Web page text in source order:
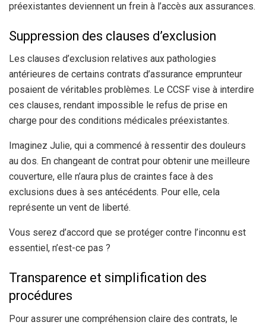
préexistantes deviennent un frein à l’accès aux assurances.
Suppression des clauses d’exclusion
Les clauses d’exclusion relatives aux pathologies
antérieures de certains contrats d’assurance emprunteur
posaient de véritables problèmes. Le CCSF vise à interdire
ces clauses, rendant impossible le refus de prise en
charge pour des conditions médicales préexistantes.
Imaginez Julie, qui a commencé à ressentir des douleurs
au dos. En changeant de contrat pour obtenir une meilleure
couverture, elle n’aura plus de craintes face à des
exclusions dues à ses antécédents. Pour elle, cela
représente un vent de liberté.
Vous serez d’accord que se protéger contre l’inconnu est
essentiel, n’est-ce pas ?
Transparence et simplification des
procédures
Pour assurer une compréhension claire des contrats, le